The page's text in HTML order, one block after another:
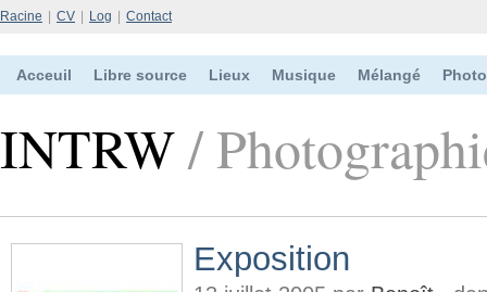
Racine CV Log Contact
Acceuil Libre source Lieux Musique Mélangé
INTRW/
Exposition